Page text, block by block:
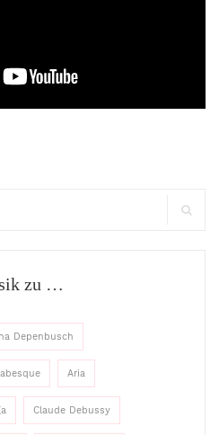
zu …
Depenbusch
Aria
Claude Debussy